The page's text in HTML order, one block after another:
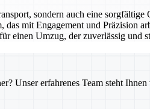
sondern auch eine
mit Engagement und Präzision
einen Umzug, der zuverlässig und
Unser erfahrenes Team steht